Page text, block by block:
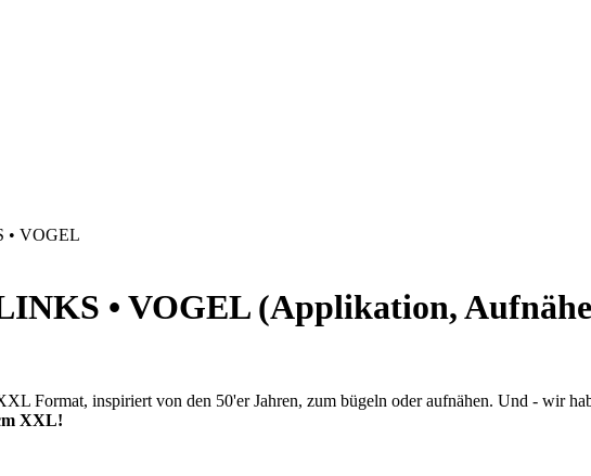
• VOGEL
• VOGEL (Applikation,
Format, inspiriert von den 50'er Jahren, zum bügeln oder aufnähen. Und - wir
XXL!